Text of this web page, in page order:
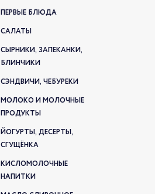
ПЕРВЫЕ БЛЮДА
САЛАТЫ
СЫРНИКИ, ЗАПЕКАНКИ,
БЛИНЧИКИ
СЭНДВИЧИ, ЧЕБУРЕКИ
МОЛОКО И МОЛОЧНЫЕ
ПРОДУКТЫ
ЙОГУРТЫ, ДЕСЕРТЫ,
СГУЩЁНКА
КИСЛОМОЛОЧНЫЕ
НАПИТКИ